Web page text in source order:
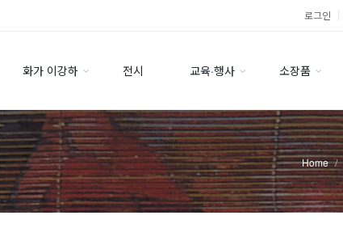
로그인 ｜
화가 이강하 전시 교육·행사 소장품
Home